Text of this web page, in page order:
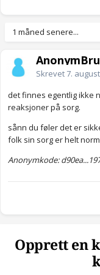
1 måned senere...
Skrevet7.
det finnes egentlig ikke
reaksjoner på sorg.
sånn du føler det er
folk sin sorg er helt
Anonymkode:
Opprett en